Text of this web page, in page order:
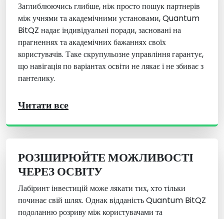
Заглиблюючись глибше, ніж просто пошук партнерів
між учнями та академічними установами, Quantum
BitQZ надає індивідуальні поради, засновані на
прагненнях та академічних бажаннях своїх
користувачів. Таке скрупульозне управління гарантує,
що навігація по варіантах освіти не лякає і не збиває з
пантелику.
Читати все
РОЗШИРЮЙТЕ МОЖЛИВОСТІ
ЧЕРЕЗ ОСВІТУ
Лабіринт інвестицій може лякати тих, хто тільки
починає свій шлях. Однак відданість Quantum BitQZ
подоланню розриву між користувачами та